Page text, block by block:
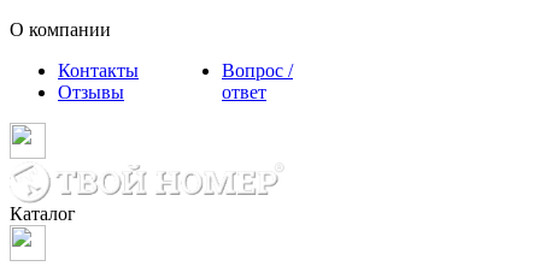
О компании
Контакты
Отзывы
Вопрос /
ответ
Каталог